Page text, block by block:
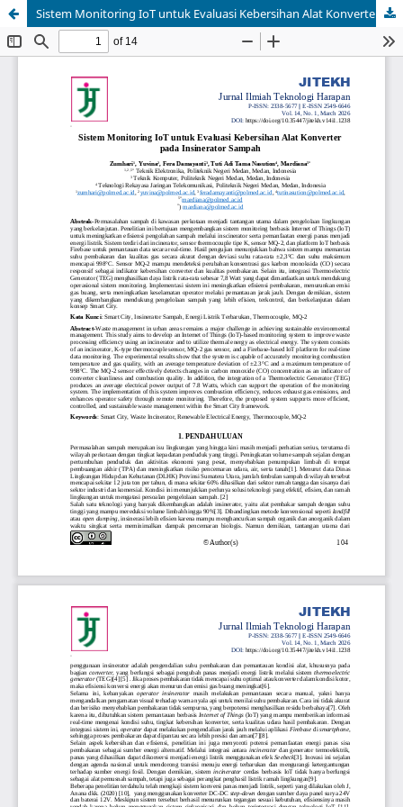
Sistem Monitoring IoT untuk Evaluasi Kebersihan Alat Konverter pada Insinerator Sampah